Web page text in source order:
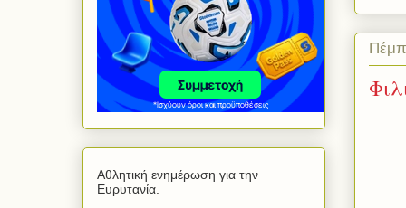
Αθλητική ενημέρωση για την
Ευρυτανία.